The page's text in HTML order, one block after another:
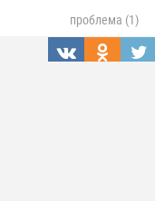
проблема (1)